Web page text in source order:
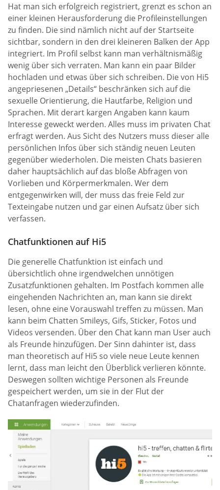
Hat man sich erfolgreich registriert, grenzt es schon an
einer kleinen Herausforderung die Profileinstellungen
zu finden. Die sind nämlich nicht auf der Startseite
sichtbar, sondern in den drei kleineren Balken der App
integriert. Im Profil selbst kann man verhältnismäßig
wenig über sich verraten. Man kann ein paar Bilder
hochladen und etwas über sich schreiben. Die von Hi5
angepriesenen „Details“ beschränken sich auf die
sexuelle Orientierung, die Hautfarbe, Religion und
Sprachen. Mit derart kargen Angaben kann kaum
Interesse geweckt werden. Alles muss im privaten Chat
erfragt werden. Aus Sicht des Nutzers muss dieser alle
persönlichen Infos über sich ständig neuen Leuten
gegenüber wiederholen. Die meisten Chats basieren
daher hauptsächlich auf das bloße Abfragen von
Vorlieben und Körpermerkmalen. Wer dem
entgegenwirken will, der muss das freie Feld zur
Texteingabe nutzen und gar einen Aufsatz über sich
verfassen.
Chatfunktionen auf Hi5
Die generelle Chatfunktion ist einfach und
übersichtlich ohne irgendwelchen unnötigen
Zusatzfunktionen gehalten. Im Postfach kommen alle
eingehenden Nachrichten an, man kann sie direkt
lesen, ohne eine Vorauswahl treffen zu müssen. Man
kann beim Chatten Smileys, Gifs, Sticker, Fotos und
Videos versenden. Über den Chat kann man User auch
als Freunde hinzufügen. Der Sinn dahinter ist, dass
man theoretisch auf Hi5 so viele neue Leute kennen
lernt, dass man leicht den Überblick verlieren könnte.
Deswegen sollten wichtige Personen als Freunde
gespeichert werden, um sie in der Flut der
Chatanfragen wiederzufinden.